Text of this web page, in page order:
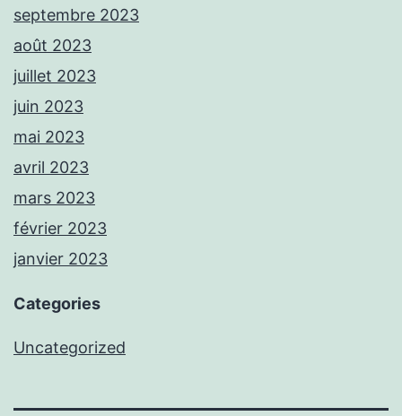
septembre 2023
août 2023
juillet 2023
juin 2023
mai 2023
avril 2023
mars 2023
février 2023
janvier 2023
Categories
Uncategorized